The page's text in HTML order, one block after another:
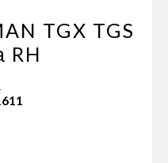
TGX TGS
RH